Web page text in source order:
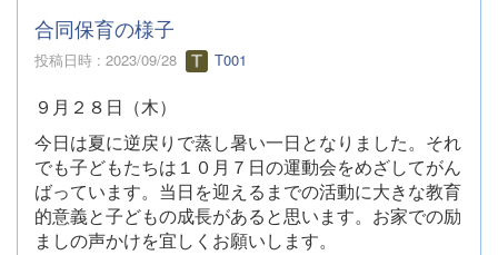
合同保育の様子
投稿日時 : 2023/09/28 T001
９月２８日（木）
今日は夏に逆戻りで蒸し暑い一日となりました。それ
でも子どもたちは１０月７日の運動会をめざしてがん
ばっています。当日を迎えるまでの活動に大きな教育
的意義と子どもの成長があると思います。お家での励
ましの声かけを宜しくお願いします。